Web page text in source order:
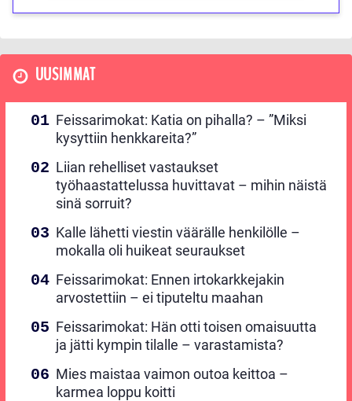
UUSIMMAT
Feissarimokat: Katia on pihalla? – ”Miksi
kysyttiin henkkareita?”
Liian rehelliset vastaukset
työhaastattelussa huvittavat – mihin näistä
sinä sorruit?
Kalle lähetti viestin väärälle henkilölle –
mokalla oli huikeat seuraukset
Feissarimokat: Ennen irtokarkkejakin
arvostettiin – ei tiputeltu maahan
Feissarimokat: Hän otti toisen omaisuutta
ja jätti kympin tilalle – varastamista?
Mies maistaa vaimon outoa keittoa –
karmea loppu koitti